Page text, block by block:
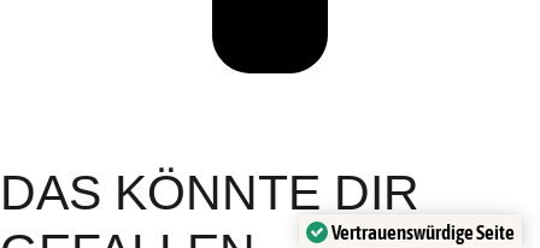
DAS KÖNNTE DIR
Vertrauenswürdige Seite